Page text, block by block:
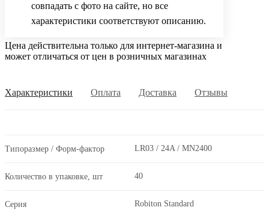
совпадать с фото на сайте, но все
характеристики соответствуют описанию.
Цена действительна только для интернет-магазина и
может отличаться от цен в розничных магазинах
Характеристики Оплата Доставка Отзывы
Типоразмер / Форм-фактор LR03 / 24A / MN2400
Количество в упаковке, шт 40
Серия Robiton Standard